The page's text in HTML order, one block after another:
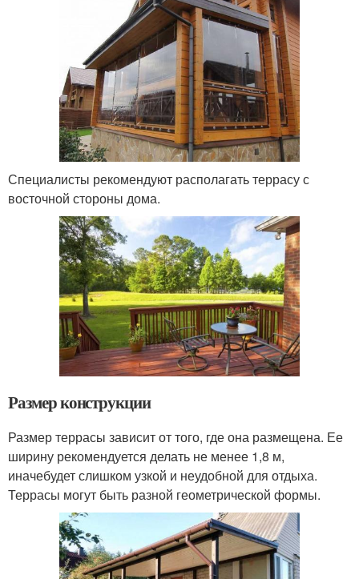
Специалисты рекомендуют располагать террасу с
восточной стороны дома.
Размер конструкции
Размер террасы зависит от того, где она размещена. Ее
ширину рекомендуется делать не менее 1,8 м,
иначебудет слишком узкой и неудобной для отдыха.
Террасы могут быть разной геометрической формы.